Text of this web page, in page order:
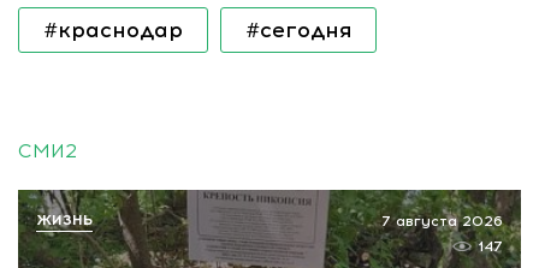
#краснодар #сегодня
СМИ2
7 августа 2026
147
ЖИЗНЬ